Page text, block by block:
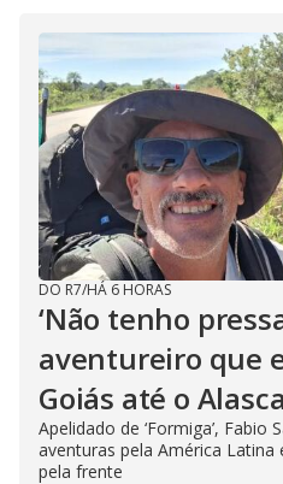
DO R7/HÁ 6 HORAS
‘Não tenho
aventureiro que
Goiás até o
Apelidado de ‘Formiga’, Fabio
aventuras pela América
pela frente